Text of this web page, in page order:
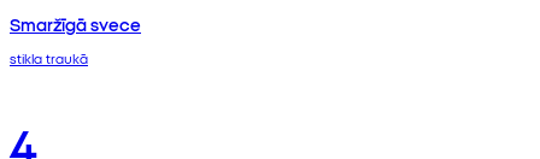
Smaržīgā svece
stikla traukā
4